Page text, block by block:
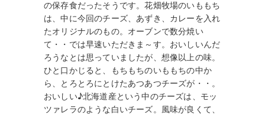
の保存食だったそうです。花畑牧場のいももち
は、中に今回のチーズ、あずき、カレーを入れ
たオリジナルのもの。オーブンで数分焼い
て・・では早速いただきま～す。おいしいんだ
ろうなとは思っていましたが、想像以上の味。
ひと口かじると、もちもちのいももちの中か
ら、とろとろにとけたあつあつチーズが・・。
おいしい♪北海道産という中のチーズは、モッ
ツァレラのような白いチーズ。風味が良くて、